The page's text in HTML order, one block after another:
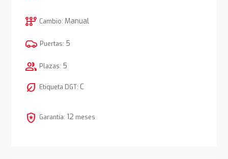
auto_transmission Cambio: Manual
Puertas: 5
group Plazas: 5
nest_eco_leaf Etiqueta DGT: C
local_police Garantía: 12 meses